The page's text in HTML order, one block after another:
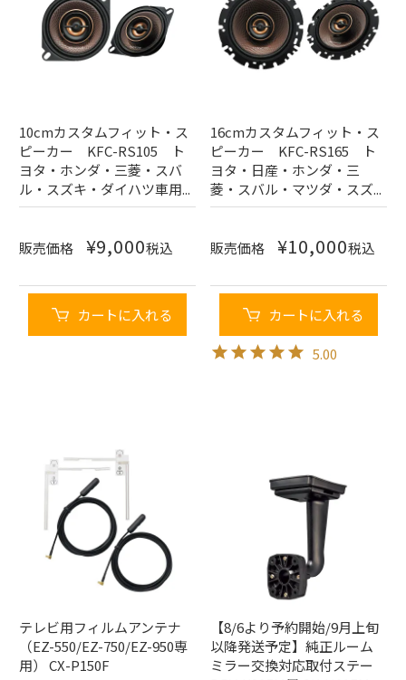
10cmカスタムフィット・ス
ピーカー KFC-RS105 ト
ヨタ・ホンダ・三菱・スバ
ル・スズキ・ダイハツ車用...
販売価格 ¥9,000税込
カートに入れる
16cmカスタムフィット・ス
ピーカー KFC-RS165 ト
ヨタ・日産・ホンダ・三
菱・スバル・マツダ・スズ...
販売価格 ¥10,000税込
カートに入れる
5.00
テレビ用フィルムアンテナ
（EZ-550/EZ-750/EZ-950専
用） CX-P150F
【8/6より予約開始/9月上旬
以降発送予定】純正ルーム
ミラー交換対応取付ステー